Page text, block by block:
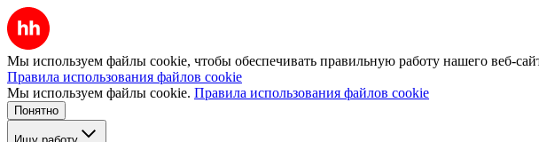
Мы используем файлы cookie, чтобы обеспечивать правильную работу нашего веб-
Правила использования файлов cookie
Мы используем файлы cookie. Правила использования файлов cookie
Понятно